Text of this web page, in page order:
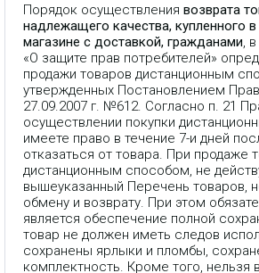
Порядок осуществления возврата
надлежащего качества, купленного
магазине с доставкой, гражданами ,
«О защите прав потребителей»
продажи товаров дистанционным
утвержденных Постановлением
27.09.2007 г. №612. Согласно п. 21
осуществлении покупки
имеете право в течение 7-и дней
отказаться от товара. При продаже
дистанционным способом, не
вышеуказанный Перечень товаров,
обмену и возврату. При этом
является обеспечение полной
товар не должен иметь следов
сохранены ярлыки и пломбы,
комплектность. Кроме того, нельзя